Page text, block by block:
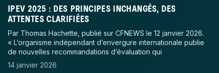
IPEV 2025 : DES PRINCIPES INCHANGÉS, DES
ATTENTES CLARIFIÉES
Par Thomas Hachette, publié sur CFNEWS le 12 janvier 2026.
« L’organisme indépendant d’envergure internationale publie
de nouvelles recommandations d’évaluation qui
14 janvier 2026